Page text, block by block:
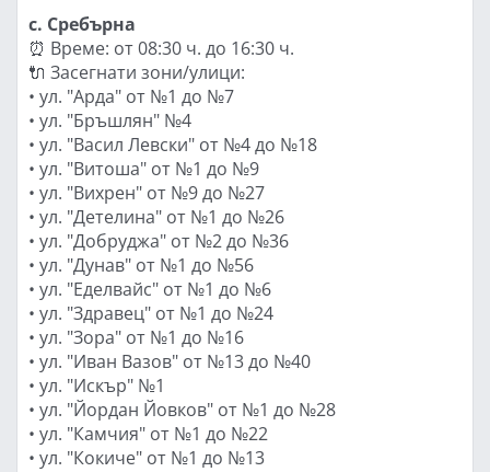
с. Сребърна
⏰ Време: от 08:30 ч. до 16:30 ч.
🔌 Засегнати зони/улици:
• ул. "Арда" от №1 до №7
• ул. "Бръшлян" №4
• ул. "Васил Левски" от №4 до №18
• ул. "Витоша" от №1 до №9
• ул. "Вихрен" от №9 до №27
• ул. "Детелина" от №1 до №26
• ул. "Добруджа" от №2 до №36
• ул. "Дунав" от №1 до №56
• ул. "Еделвайс" от №1 до №6
• ул. "Здравец" от №1 до №24
• ул. "Зора" от №1 до №16
• ул. "Иван Вазов" от №13 до №40
• ул. "Искър" №1
• ул. "Йордан Йовков" от №1 до №28
• ул. "Камчия" от №1 до №22
• ул. "Кокиче" от №1 до №13